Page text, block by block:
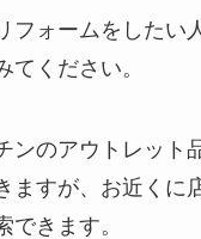
フォームをしたい
てください。
ンのアウトレット
ますが、お近くに
できます。